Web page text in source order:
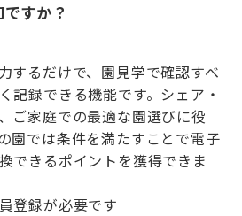
すか？
するだけで、園見学で確認すべ
記録できる機能です。シェア・
ご家庭での最適な園選びに役
園では条件を満たすことで電子
できるポイントを獲得できま
登録が必要です